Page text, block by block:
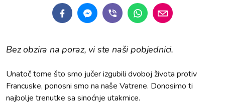
Bez obzira na poraz, vi ste naši pobjednici.
Unatoč tome što smo jučer izgubili dvoboj života protiv
Francuske, ponosni smo na naše Vatrene. Donosimo ti
najbolje trenutke sa sinoćnje utakmice.